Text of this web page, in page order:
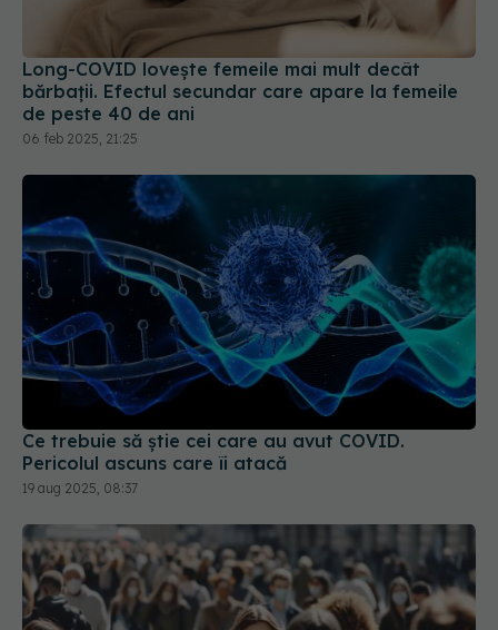
Long-COVID lovește femeile mai mult decât
bărbații. Efectul secundar care apare la femeile
de peste 40 de ani
06 feb 2025, 21:25
Ce trebuie să știe cei care au avut COVID.
Pericolul ascuns care îi atacă
19 aug 2025, 08:37